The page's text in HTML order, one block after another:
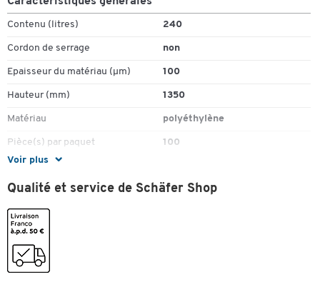
Voir plus
Contenu (litres) 240
Cordon de serrage non
Epaisseur du matériau (µm) 100
Hauteur (mm) 1350
Matériau polyéthylène
Pièce(s) par paquet 100
Dimensions
Largeur (mm)
Qualité et service de Schäfer Shop